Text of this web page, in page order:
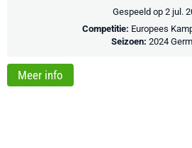
Gespeeld op 2 jul.
Competitie: Europees
Seizoen: 2024
Meer info